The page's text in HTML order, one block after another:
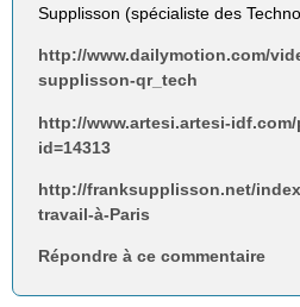
Supplisson (spécialiste des
http://www.dailymotion.com/
supplisson-qr_tech
http://www.artesi.artesi-
id=14313
http://franksupplisson.net/
travail-à-Paris
Répondre à ce commentaire